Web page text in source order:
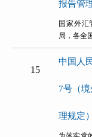
报告管
国家外
局，各全
15
中国人
7号（
理规定）